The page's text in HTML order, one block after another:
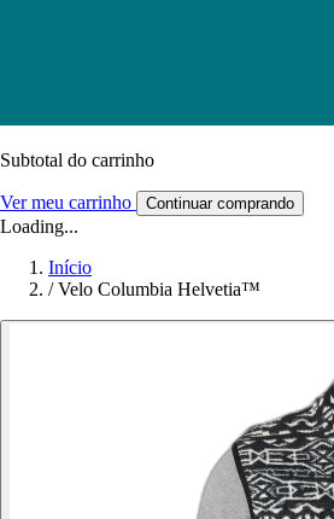
Subtotal do carrinho
Ver meu carrinho Continuar comprando
Loading...
Início
/ Velo Columbia Helvetia™